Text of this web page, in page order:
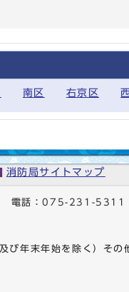
南区 右京区
消防局サイトマップ
電話：075-231-5311
年末年始を除く）その